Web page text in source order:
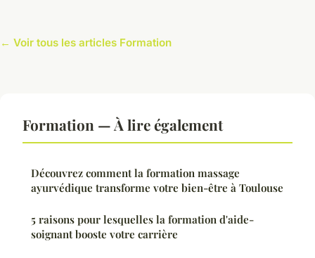
← Voir tous les articles Formation
Formation — À lire également
Découvrez comment la formation massage
ayurvédique transforme votre bien-être à Toulouse
5 raisons pour lesquelles la formation d'aide-
soignant booste votre carrière